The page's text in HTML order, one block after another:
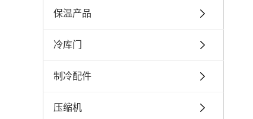
保温产品
冷库门
制冷配件
压缩机